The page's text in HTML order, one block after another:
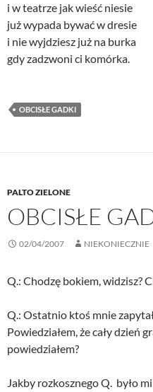
i w teatrze jak wieść niesie
już wypada bywać w dresie
i nie wyjdziesz już na burka
gdy zadzwoni ci komórka.
OBCISŁE GADKI
PALTO ZIELONE
OBCISŁE
02/04/2007 NIEKONIECZNIE
Q.: Chodzę bokiem, widzisz?
Q.: Ostatnio ktoś mnie
Powiedziałem, że cały dzień
powiedziałem?
Jakby rozkosznego Q. było